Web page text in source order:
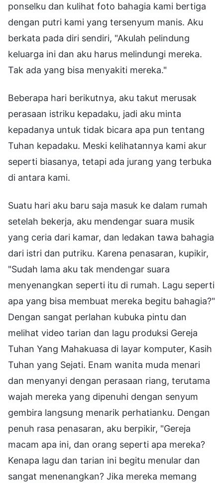
ponselku dan kulihat foto bahagia kami bertiga
dengan putri kami yang tersenyum manis. Aku
berkata pada diri sendiri, "Akulah pelindung
keluarga ini dan aku harus melindungi mereka.
Tak ada yang bisa menyakiti mereka."
Beberapa hari berikutnya, aku takut merusak
perasaan istriku kepadaku, jadi aku minta
kepadanya untuk tidak bicara apa pun tentang
Tuhan kepadaku. Meski kelihatannya kami akur
seperti biasanya, tetapi ada jurang yang terbuka
di antara kami.
Suatu hari aku baru saja masuk ke dalam rumah
setelah bekerja, aku mendengar suara musik
yang ceria dari kamar, dan ledakan tawa bahagia
dari istri dan putriku. Karena penasaran, kupikir,
"Sudah lama aku tak mendengar suara
menyenangkan seperti itu di rumah. Lagu seperti
apa yang bisa membuat mereka begitu bahagia?"
Dengan sangat perlahan kubuka pintu dan
melihat video tarian dan lagu produksi Gereja
Tuhan Yang Mahakuasa di layar komputer, Kasih
Tuhan yang Sejati. Enam wanita muda menari
dan menyanyi dengan perasaan riang, terutama
wajah mereka yang dipenuhi dengan senyum
gembira langsung menarik perhatianku. Dengan
penuh rasa penasaran, aku berpikir, "Gereja
macam apa ini, dan orang seperti apa mereka?
Kenapa lagu dan tarian ini begitu menular dan
sangat menenangkan? Jika mereka memang